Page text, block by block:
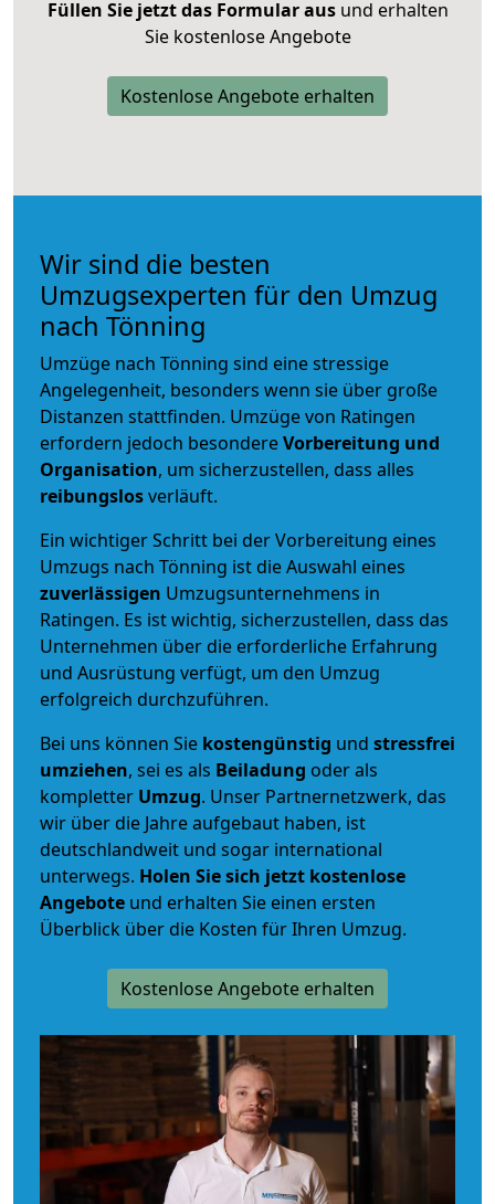
Füllen Sie jetzt das Formular ausund erhalten
Sie kostenlose Angebote
Kostenlose Angebote erhalten
Wir sind die besten
Umzugsexperten für den Umzug
nach Tönning
Umzüge nach Tönning sind eine stressige
Angelegenheit, besonders wenn sie über große
Distanzen stattfinden. Umzüge von Ratingen
erfordern jedoch besondereVorbereitung und
Organisation, um sicherzustellen, dass alles
reibungslosverläuft.
Ein wichtiger Schritt bei der Vorbereitung eines
Umzugs nach Tönning ist die Auswahl eines
zuverlässigen Umzugsunternehmens in
Ratingen. Es ist wichtig, sicherzustellen, dass das
Unternehmen über die erforderliche Erfahrung
und Ausrüstung verfügt, um den Umzug
erfolgreich durchzuführen.
Bei uns können Sie kostengünstig und stressfrei
umziehen, sei es als Beiladung oder als
kompletter Umzug. Unser Partnernetzwerk, das
wir über die Jahre aufgebaut haben, ist
deutschlandweit und sogar international
unterwegs. Holen Sie sich jetzt kostenlose
Angebote und erhalten Sie einen ersten
Überblick über die Kosten für Ihren Umzug.
Kostenlose Angebote erhalten